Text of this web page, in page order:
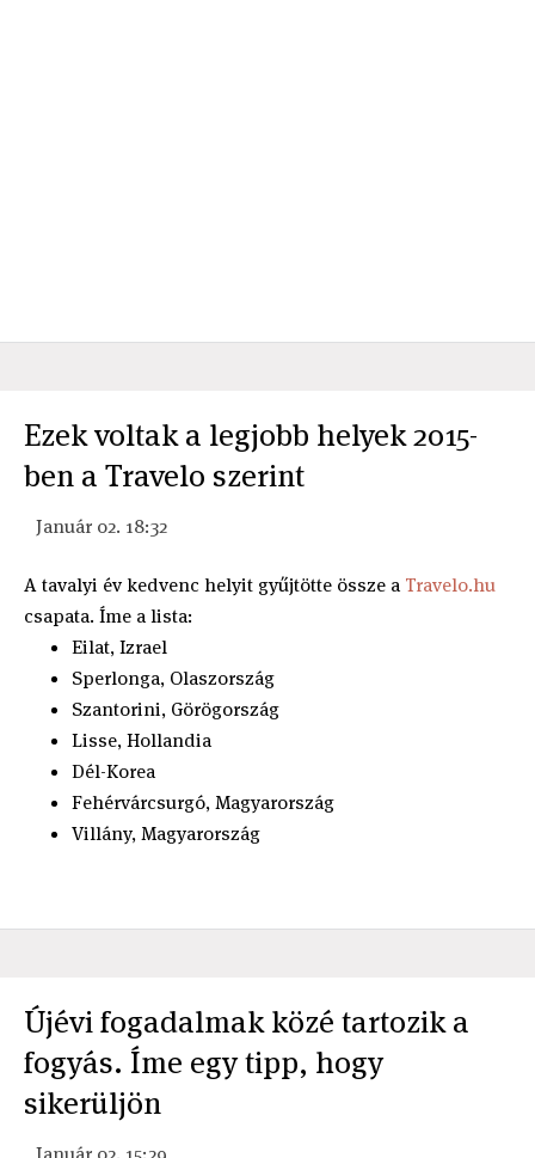
Ezek voltak a legjobb helyek 2015-
ben a Travelo szerint
Január 02. 18:32
A tavalyi év kedvenc helyit gyűjtötte össze a Travelo.hu
csapata. Íme a lista:
Eilat, Izrael
Sperlonga, Olaszország
Szantorini, Görögország
Lisse, Hollandia
Dél-Korea
Fehérvárcsurgó, Magyarország
Villány, Magyarország
Újévi fogadalmak közé tartozik a
fogyás. Íme egy tipp, hogy
sikerüljön